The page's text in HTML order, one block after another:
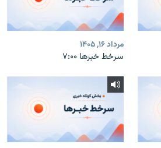
مرداد ۱۶, ۱۴۰۵
سرخط خبرها ۷:۰۰